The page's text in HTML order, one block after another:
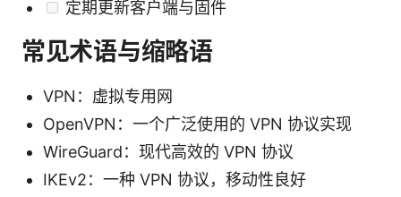
定期更新客户端与固件
常见术语与缩略语
VPN：虚拟专用网
OpenVPN：一个广泛使用的 VPN 协议实现
WireGuard：现代高效的 VPN 协议
IKEv2：一种 VPN 协议，移动性良好